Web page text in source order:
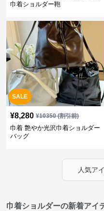
巾着ショルダー鞄
SALE
¥8,280 ¥10350(割引前)
巾着 艶やか光沢巾着ショルダー
バッグ
人気ア
巾着ショルダーの新着アイ